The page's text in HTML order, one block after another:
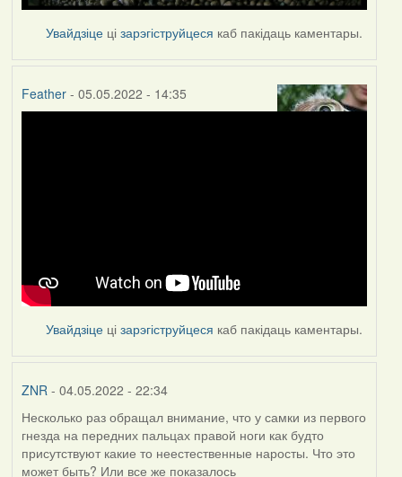
Увайдзіце цізарэгіструйцеся каб пакідаць каментары.
Feather- 05.05.2022 - 14:35
Увайдзіце цізарэгіструйцеся каб пакідаць каментары.
ZNR - 04.05.2022 - 22:34
Несколько раз обращал внимание, что у самки из первого
гнезда на передних пальцах правой ноги как будто
присутствуют какие то неестественные наросты. Что это
может быть? Или все же показалось